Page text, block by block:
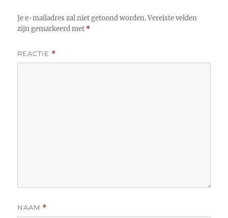
Je e-mailadres zal niet getoond worden. Vereiste velden
zijn gemarkeerd met *
REACTIE *
NAAM *